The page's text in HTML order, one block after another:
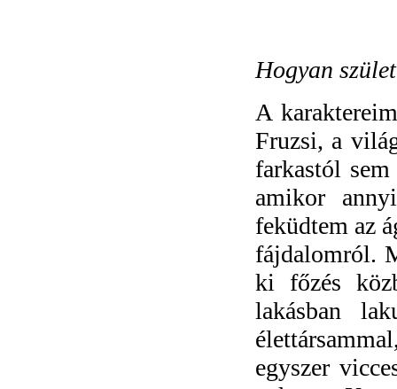
Hogyan
A
Fruzsi, a
farkastól
amikor
feküdtem az
fájdalomról.
ki főzés
lakásban
egyszer